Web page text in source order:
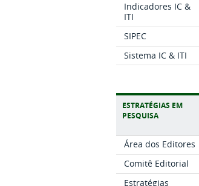
Indicadores IC &
ITI
SIPEC
Sistema IC & ITI
ESTRATÉGIAS EM
PESQUISA
Área dos Editores
Comitê Editorial
Estratégias